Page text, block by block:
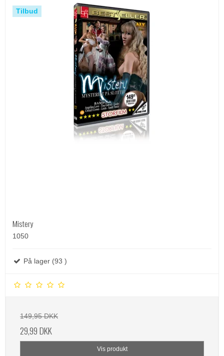
Tilbud
Mistery
1050
På lager (93 )
149,95 DKK
29,99 DKK
Vis produkt